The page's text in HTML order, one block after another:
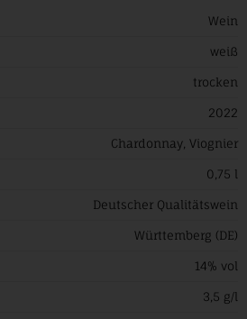
Wein
weiß
trocken
2022
Chardonnay, Viognier
0,75 l
Deutscher Qualitätswein
Württemberg (DE)
14% vol
3,5 g/l